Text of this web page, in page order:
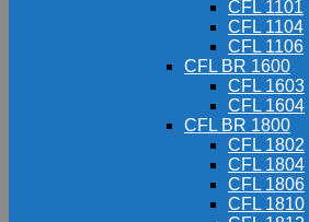
CFL 1101
CFL 1104
CFL 1106
CFL BR 1600
CFL 1603
CFL 1604
CFL BR 1800
CFL 1802
CFL 1804
CFL 1806
CFL 1810